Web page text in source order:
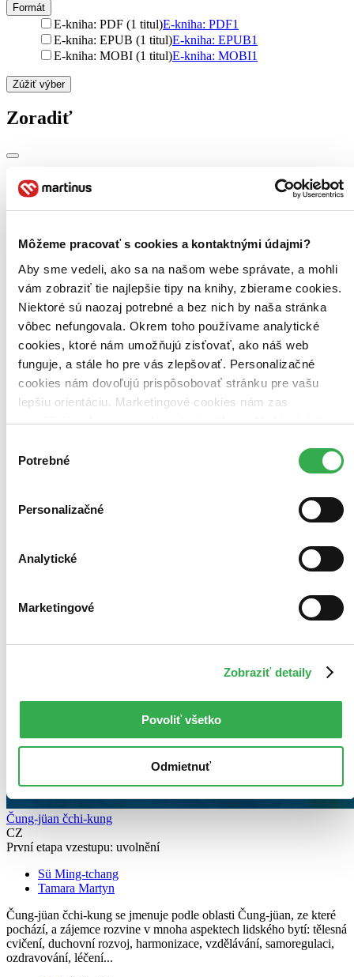
Môžeme pracovať s cookies a kontaktnými údajmi?
Aby sme vedeli, ako sa na našom webe správate, a mohli
vám zobraziť tie najlepšie tipy na knihy, zbierame cookies.
Niektoré sú naozaj potrebné a bez nich by naša stránka
vôbec nefungovala. Okrem toho používame analytické
cookies, ktoré nám umožňujú zisťovať, ako náš web
funguje, a stále ho pre vás zlepšovať. Personalizačné
cookies nám dovoľujú prispôsobovať stránku pre vašu
lepšiu orientáciu. Marketingové cookies nám zas
umožňujú zobrazenie relevantnej reklamy. Niektoré údaje
keby sme mohli používať všetky tieto cookies. Ďakujeme!
súhlasu
Potrebné
Personalizačné
Analytické
Marketingové
Zobraziť detaily
Povoliť všetko
Odmietnuť
Formát
E-kniha: PDF (1 titul)E-kniha: PDF1
E-kniha: EPUB (1 titul)E-kniha: EPUB1
E-kniha: MOBI (1 titul)E-kniha: MOBI1
Zúžiť výber
Zoradiť
Bestsellery
Najlacnejšie
Najvyššia zľava
Čung-jüan čchi-kung
CZ
První etapa vzestupu: uvolnění
Sü Ming-tchang
Tamara Martyn
Čung-jüan čchi-kung se jmenuje podle oblasti Čung-jüan, ze které
pochází, a zájemce rozvine v mnoha aspektech lidského bytí: tělesná
cvičení, duchovní rozvoj, harmonizace, vzdělávání, samoregulaci,
ozdravování, léčení...